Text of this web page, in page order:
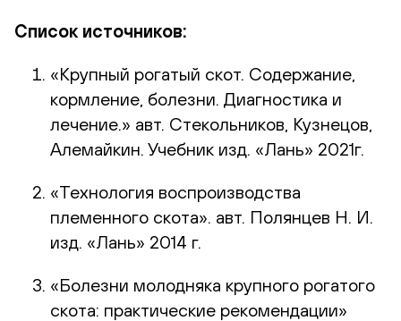
Список источников:
«Крупный рогатый скот. Содержание,
кормление, болезни. Диагностика и
лечение.» авт. Стекольников, Кузнецов,
Алемайкин. Учебник изд. «Лань» 2021г.
«Технология воспроизводства
племенного скота». авт. Полянцев Н. И.
изд. «Лань» 2014 г.
«Болезни молодняка крупного рогатого
скота: практические рекомендации»